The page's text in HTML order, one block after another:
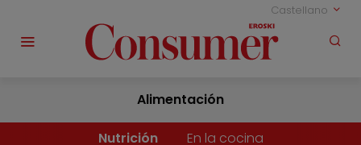
Castellano
Alimentación
Nutrición En la cocina